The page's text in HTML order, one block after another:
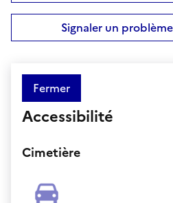
Signaler un
Fermer
Accessibilité
Cimetière